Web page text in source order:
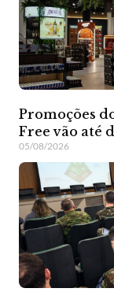
Promoções
Free vão até
05/08/2026